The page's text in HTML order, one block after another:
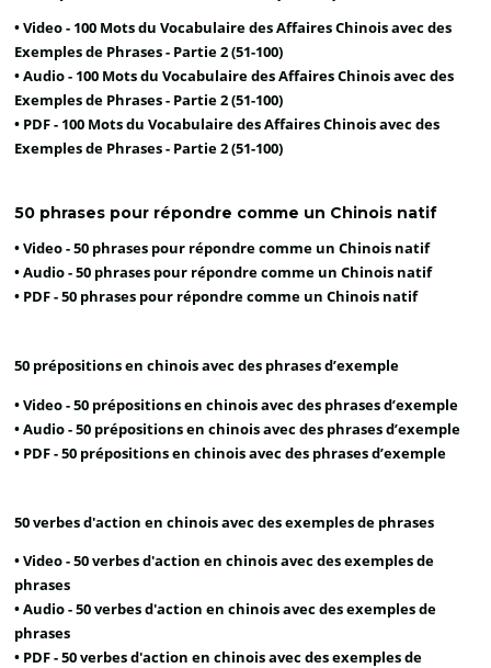
• Video - 100 Mots du Vocabulaire des Affaires Chinois avec des
Exemples de Phrases - Partie 2 (51-100)
• Audio - 100 Mots du Vocabulaire des Affaires Chinois avec des
Exemples de Phrases - Partie 2 (51-100)
• PDF - 100 Mots du Vocabulaire des Affaires Chinois avec des
Exemples de Phrases - Partie 2 (51-100)
50 phrases pour répondre comme un Chinois natif
• Video -50 phrases pour répondre comme un Chinois natif
• Audio -50 phrases pour répondre comme un Chinois natif
• PDF -50 phrases pour répondre comme un Chinois natif
50 prépositions en chinois avec des phrases d’exemple
• Video -50 prépositions en chinois avec des phrases d’exemple
• Audio -50 prépositions en chinois avec des phrases d’exemple
• PDF -50 prépositions en chinois avec des phrases d’exemple
50 verbes d'action en chinois avec des exemples de phrases
• Video -50 verbes d'action en chinois avec des exemples de
phrases
• Audio -50 verbes d'action en chinois avec des exemples de
phrases
• PDF -50 verbes d'action en chinois avec des exemples de